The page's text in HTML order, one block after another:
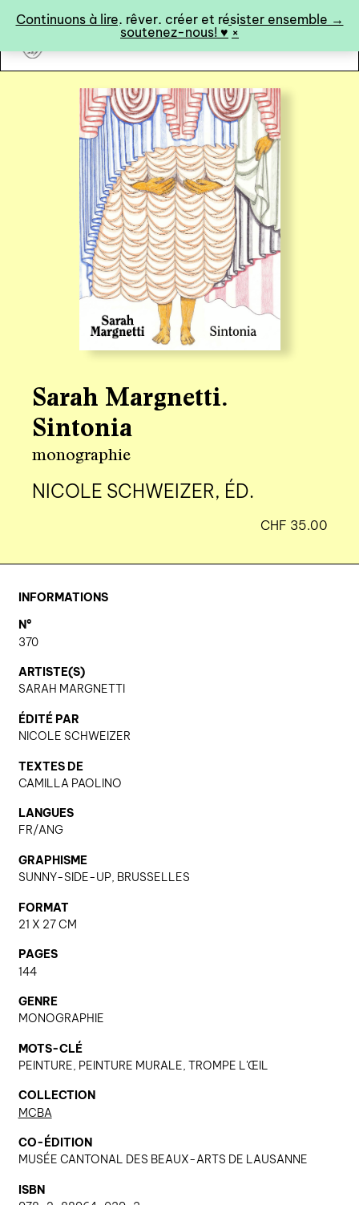
Continuons à lire, rêver, créer et résister ensemble →
soutenez-nous! ♥︎ ×
art&fiction
0
catalogue ↓
catalogue complet
à paraître
éditions de tête
programmes semestriels
au-delà du livre ↓
artistes en résidence
lectures performées
qui sommes-nous? ↓
engagement durable
diffusion/librairies
Sarah Margnetti.
Sintonia
monographie
NICOLE SCHWEIZER, ÉD.
CHF 35.00
INFORMATIONS
N°
370
ARTISTE(S)
SARAH MARGNETTI
ÉDITÉ PAR
NICOLE SCHWEIZER
TEXTES DE
CAMILLA PAOLINO
LANGUES
FR/ANG
GRAPHISME
SUNNY-SIDE-UP, BRUSSELLES
FORMAT
21 X 27 CM
PAGES
144
GENRE
MONOGRAPHIE
MOTS-CLÉ
PEINTURE, PEINTURE MURALE, TROMPE L'ŒIL
COLLECTION
MCBA
CO-ÉDITION
MUSÉE CANTONAL DES BEAUX-ARTS DE LAUSANNE
ISBN